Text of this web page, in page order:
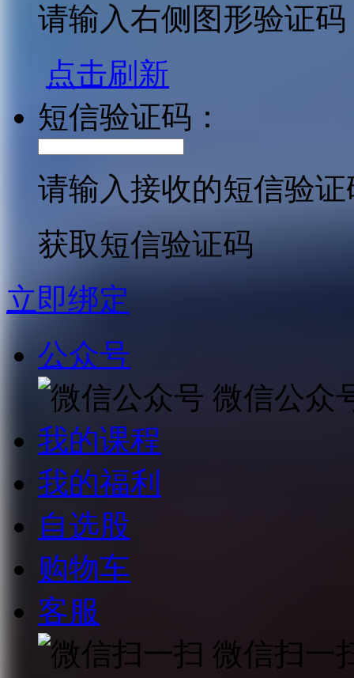
请输入右侧图形验证码
点击刷新
短信验证码：
请输入接收的短信验证
获取短信验证码
立即绑定
公众号
微信公众
我的课程
我的福利
自选股
购物车
客服
微信扫一